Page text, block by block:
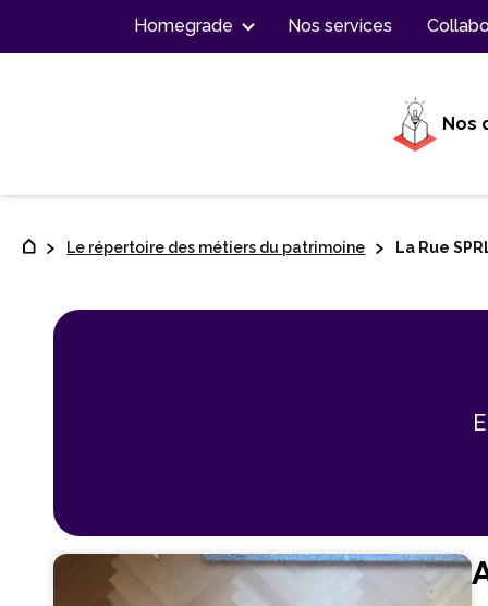
Homegrade Nos services
Nos
Le répertoire des métiers du patrimoine La Rue